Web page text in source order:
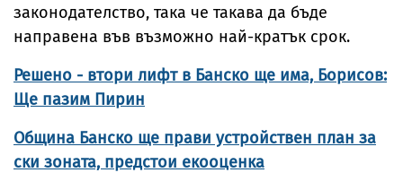
законодателство, така че такава да бъде
направена във възможно най-кратък срок.
Решено - втори лифт в Банско ще има, Борисов:
Ще пазим Пирин
Община Банско ще прави устройствен план за
ски зоната, предстои екооценка